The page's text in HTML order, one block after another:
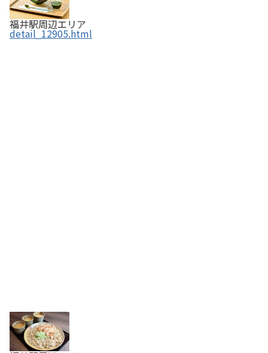
福井駅周辺エリア
detail_12905.html